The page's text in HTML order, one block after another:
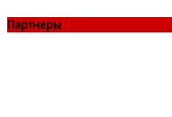
Партнеры